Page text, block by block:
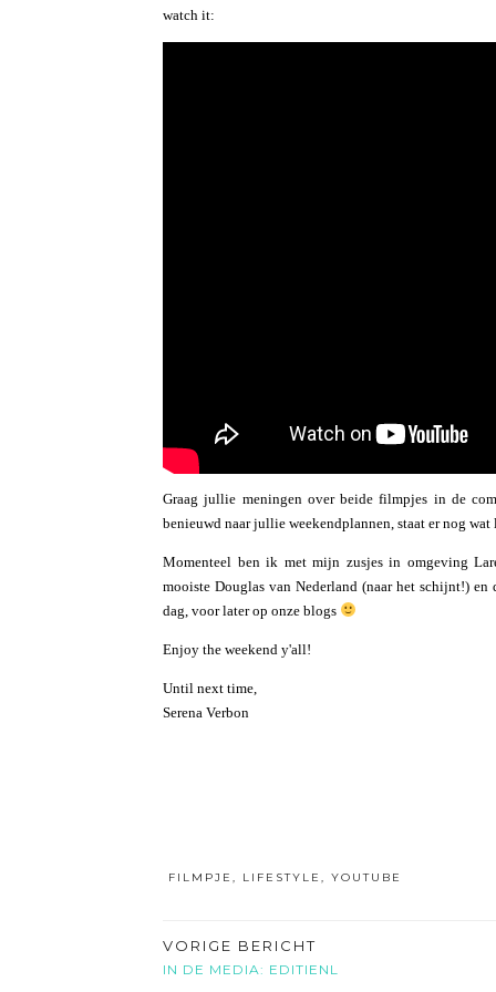
watch it:
Graag jullie meningen over beide filmpjes in de
benieuwd naar jullie weekendplannen, staat er nog wat
Momenteel ben ik met mijn zusjes in omgeving
mooiste Douglas van Nederland (naar het schijnt!)
dag, voor later op onze blogs
Enjoy the weekend y'all!
Until next time,
Serena Verbon
FILMPJE , LIFESTYLE , YOUTUBE
VORIGE BERICHT
IN DE MEDIA: EDITIENL